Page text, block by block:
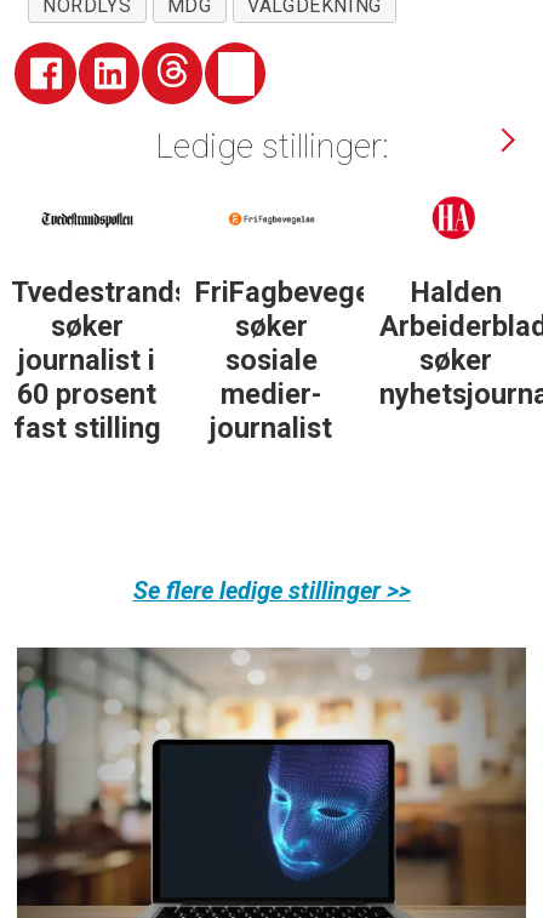
NORDLYS
MDG VALGDEKNING
Ledige stillinger:
Tvedestrandsposten
søker
journalist i
60 prosent
fast stilling
FriFagbevegelse
søker
sosiale
medier-
journalist
Halden
søker
Se flere ledige stillinger >>